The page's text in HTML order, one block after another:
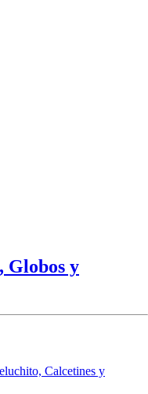
Globos y